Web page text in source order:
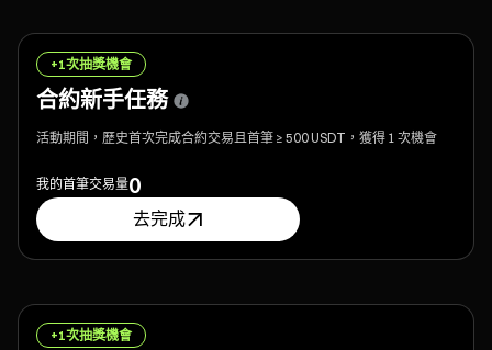
+1次抽獎機會
合約新手任務
活動期間，歷史首次完成合約交易且首筆 ≥ 500 USDT，獲得 1 次機會
我的首筆交易量0
去完成
+1次抽獎機會